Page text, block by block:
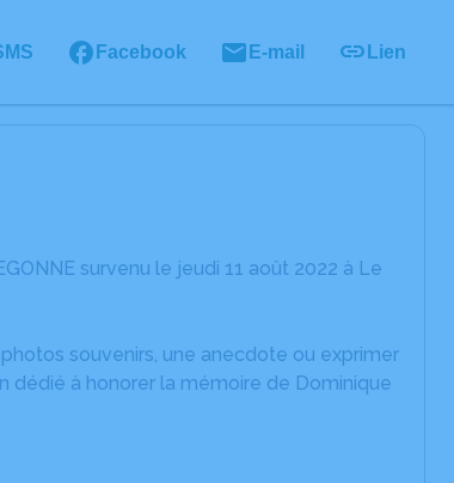
Facebook E-mail Lien
survenu le jeudi 11 août 2022 à Le
souvenirs, une anecdote ou exprimer
dédié à honorer la mémoire de Dominique